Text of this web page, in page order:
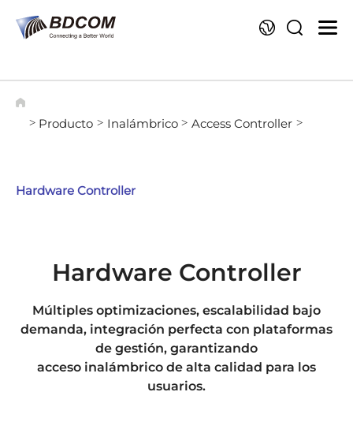
> Producto > Inalámbrico > Access Controller >
Hardware Controller
Hardware Controller
Múltiples optimizaciones, escalabilidad bajo
demanda, integración perfecta con plataformas
de gestión, garantizando
acceso inalámbrico de alta calidad para los
usuarios.